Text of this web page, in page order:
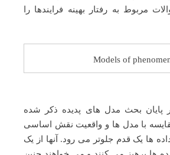
مربوط به رفتار بهینه فرایندها را
Models of
پایان بحث مدل های پدیده ذکر شده
با مدل ها و واقعیت نقش اساسی
ها یک قدم جلوتر می رود. آنها از یک